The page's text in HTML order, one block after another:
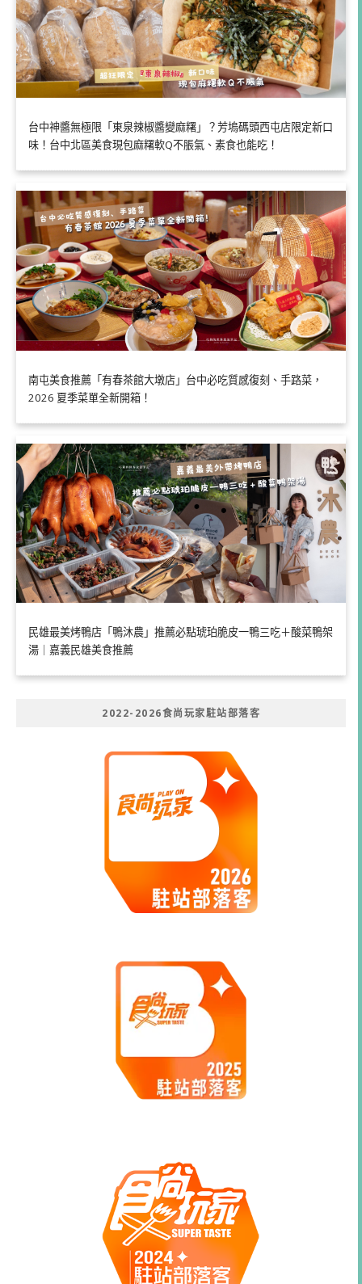
台中神醬無極限「東泉辣椒醬變麻糬」？芳塢碼頭西屯店限定新口
味！台中北區美食現包麻糬軟Q不脹氣、素食也能吃！
南屯美食推薦「有春茶館大墩店」台中必吃質感復刻、手路菜，
2026 夏季菜單全新開箱！
民雄最美烤鴨店「鴨沐農」推薦必點琥珀脆皮一鴨三吃＋酸菜鴨架
湯｜嘉義民雄美食推薦
2022-2026食尚玩家駐站部落客